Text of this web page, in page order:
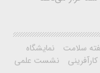
سلامت
نمایشگاه
کارآفرینی
نشست علمی